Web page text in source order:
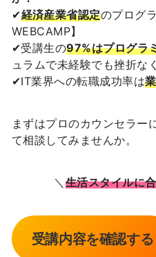
✔︎経済産業省認定のプログ
WEBCAMP】
✔︎受講生の97%はプログラ
ュラムで未経験でも挫折な
✔︎IT業界への転職成功率は
まずはプロのカウンセラー
て相談してみませんか。
＼ 生活スタイルに
受講内容を確認する